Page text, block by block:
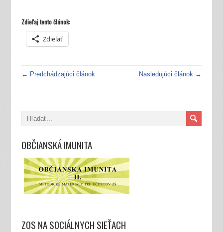
Zdieľaj tento článok:
Zdieľať
← Predchádzajúci článok Nasledujúci článok →
OBČIANSKÁ IMUNITA
ZOS NA SOCIÁLNYCH SIEŤACH